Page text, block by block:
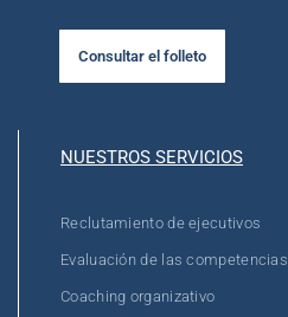
Consultar el folleto
NUESTROS SERVICIOS
Reclutamiento de ejecutivos
Evaluación de las competencias
Coaching organizativo